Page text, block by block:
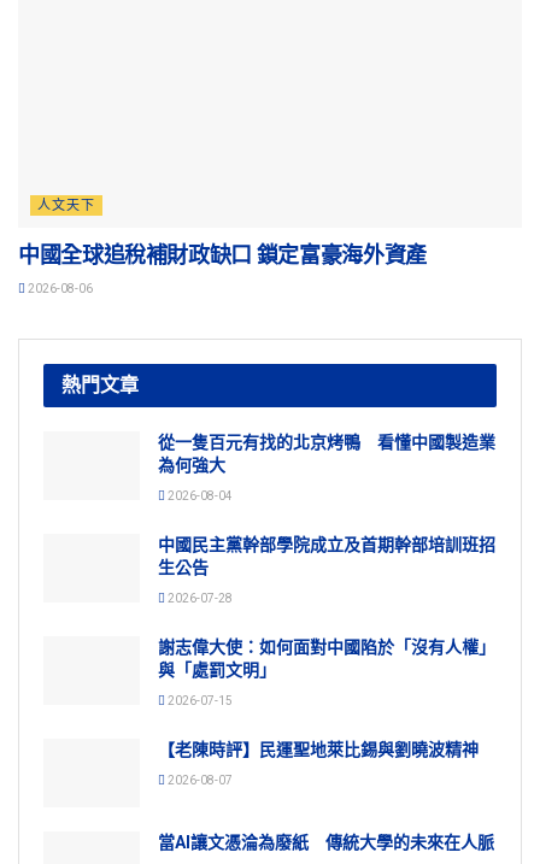
人文天下
中國全球追稅補財政缺口 鎖定富豪海外資產
2026-08-06
熱門文章
從一隻百元有找的北京烤鴨 看懂中國製造業
為何強大
2026-08-04
中國民主黨幹部學院成立及首期幹部培訓班招
生公告
2026-07-28
謝志偉大使：如何面對中國陷於「沒有人權」
與「處罰文明」
2026-07-15
【老陳時評】民運聖地萊比錫與劉曉波精神
2026-08-07
當AI讓文憑淪為廢紙 傳統大學的未來在人脈